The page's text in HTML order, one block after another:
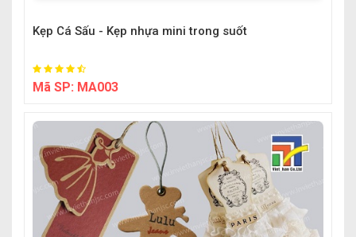
Kẹp Cá Sấu - Kẹp nhựa mini trong suốt
Mã SP: MA003